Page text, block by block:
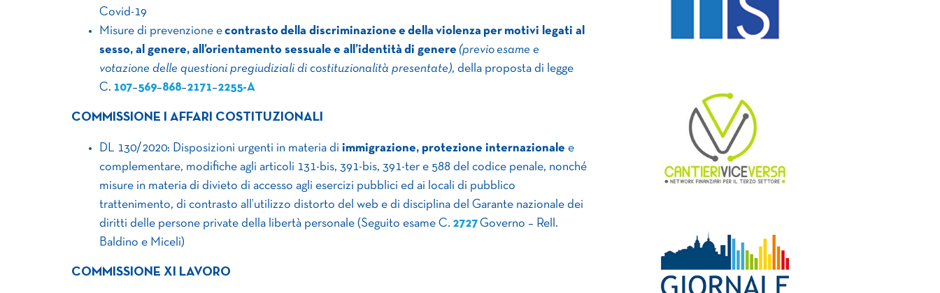
Covid-19
Misure di prevenzione econtrasto della discriminazione e della violenza per motivi legati al
sesso, al genere, all’orientamento sessuale e all’identità di genere (previo esame e
votazione delle questioni pregiudiziali di costituzionalità presentate), della proposta di legge
C. 107–569–868–2171–2255-A
COMMISSIONE I AFFARI COSTITUZIONALI
DL 130/2020: Disposizioni urgenti in materia di immigrazione, protezione internazionale e
complementare, modifiche agli articoli 131-bis, 391-bis, 391-ter e 588 del codice penale, nonché
misure in materia di divieto di accesso agli esercizi pubblici ed ai locali di pubblico
trattenimento, di contrasto all’utilizzo distorto del web e di disciplina del Garante nazionale dei
diritti delle persone private della libertà personale (Seguito esame C. 2727Governo – Rell.
Baldino e Miceli)
COMMISSIONE XI LAVORO